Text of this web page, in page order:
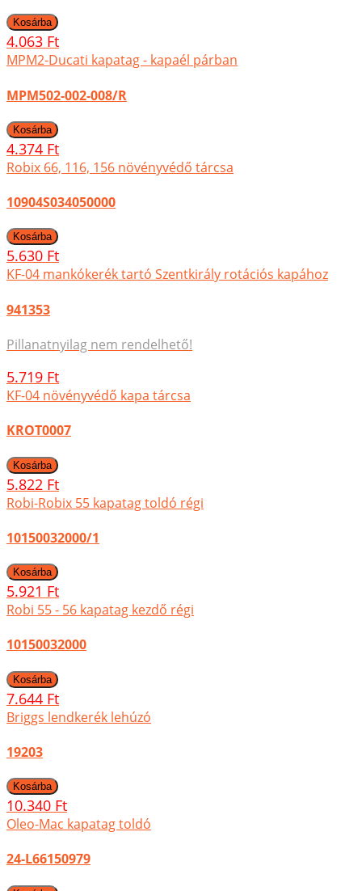
4.063 Ft
MPM2-Ducati kapatag - kapaél párban
MPM502-002-008/R
4.374 Ft
Robix 66, 116, 156 növényvédő tárcsa
10904S034050000
5.630 Ft
KF-04 mankókerék tartó Szentkirály rotációs kapához
941353
Pillanatnyilag nem rendelhető!
5.719 Ft
KF-04 növényvédő kapa tárcsa
KROT0007
5.822 Ft
Robi-Robix 55 kapatag toldó régi
10150032000/1
5.921 Ft
Robi 55 - 56 kapatag kezdő régi
10150032000
7.644 Ft
Briggs lendkerék lehúzó
19203
10.340 Ft
Oleo-Mac kapatag toldó
24-L66150979